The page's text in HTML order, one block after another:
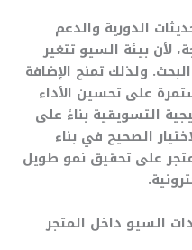
الدورية والدعم
لأن بيئة السيو تتغير
ولذلك تمنح الإضافة
على تحسين الأداء
التسويقية بناءً على
الصحيح في بناء
على تحقيق نمو طويل
السيو داخل المتجر